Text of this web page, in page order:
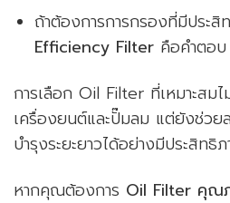
ถ้าต้องการการกรองที่มีประ
Efficiency Filter คือคำตอบ
การเลือก Oil Filter ที่เหมาะสม
เครื่องยนต์และปั๊มลม แต่ยังช่วย
บำรุงระยะยาวได้อย่างมีประสิทธิ
หากคุณต้องการ Oil Filter คุณ